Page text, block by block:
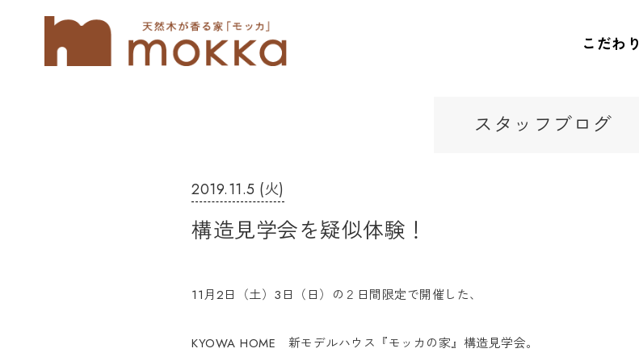
こだわり
スタッフブログ
2019.11.5 (火)
構造見学会を疑似体験！
11月2日（土）3日（日）の２日間限定で開催した、
KYOWA HOME 新モデルハウス『モッカの家』構造見学会。